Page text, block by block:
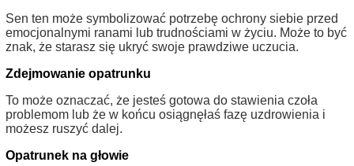
Sen ten może symbolizować potrzebę ochrony siebie przed
emocjonalnymi ranami lub trudnościami w życiu. Może to być
znak, że starasz się ukryć swoje prawdziwe uczucia.
Zdejmowanie opatrunku
To może oznaczać, że jesteś gotowa do stawienia czoła
problemom lub że w końcu osiągnęłaś fazę uzdrowienia i
możesz ruszyć dalej.
Opatrunek na głowie